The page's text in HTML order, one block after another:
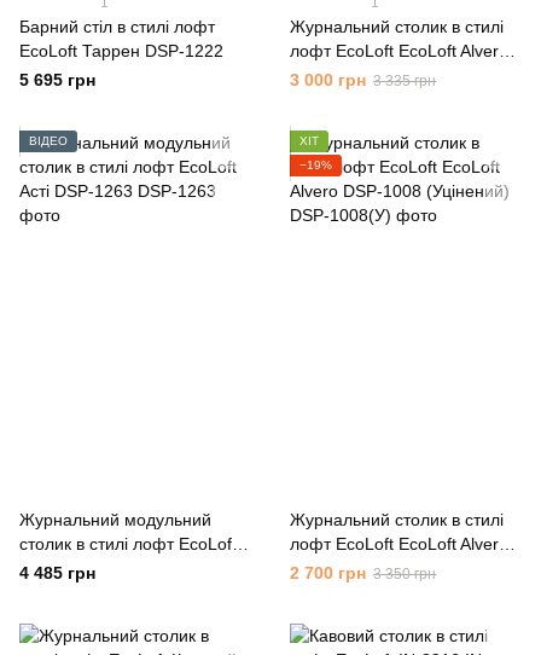
Барний стіл в стилі лофт
EcoLoft Таррен DSP-1222
5 695 грн
Журнальний столик в стилі
лофт EcoLoft EcoLoft Alvero
DSP-1008
3 000 грн 3 335 грн
ВІДЕО
Журнальний модульний
столик в стилі лофт EcoLoft
Асті DSP-1263
4 485 грн
ХІТ
−19%
Журнальний столик в стилі
лофт EcoLoft EcoLoft Alvero
DSP-1008 (Уцінений)
2 700 грн 3 350 грн